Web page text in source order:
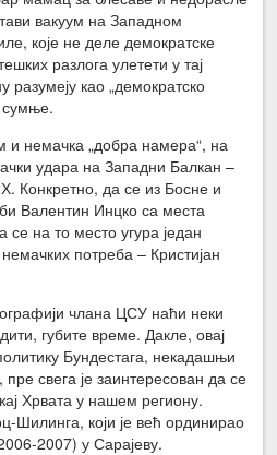
вакуум на Западном
које не деле демократске
разлога улетети у тај
разумеју као „демократско
сумње.
и немачка „добра намера“, на
удара на Западни Балкан –
Конкретно, да се из Босне и
Валентин Инцко са места
се на то место угура један
потреба – Кристијан
члана ЦСУ наћи неки
губите време. Дакле, овај
Бундестага, некадашњи
свега је заинтересован да се
Хрвата у нашем региону.
Шилинга, који је већ ординирао
2007) у Сарајеву.